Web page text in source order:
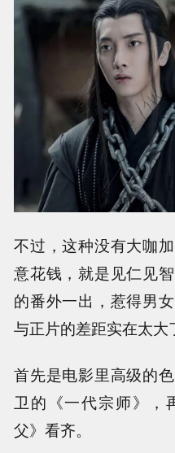
不过，这种没有大咖
意花钱，就是见仁见
的番外一出，惹得男
与正片的差距实在太大
首先是电影里高级的
卫的《一代宗师》，
父》看齐。